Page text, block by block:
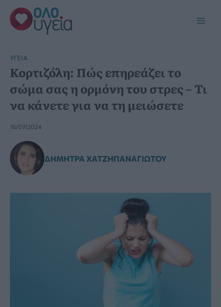
Μετάβαση
στο
περιεχόμενο
YΓΕΊΑ
Κορτιζόλη: Πώς επηρεάζει το
σώμα σας η ορμόνη του στρες – Τι
να κάνετε για να τη μειώσετε
16/07/2024
ΔΉΜΗΤΡΑ ΧΑΤΖΗΠΑΝΑΓΙΏΤΟΥ